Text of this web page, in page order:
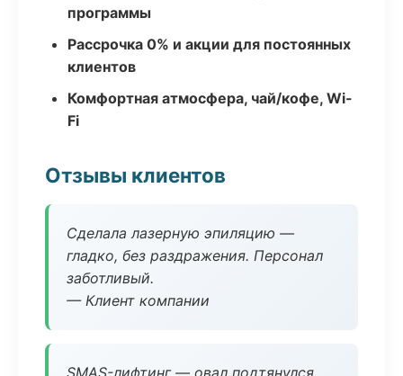
программы
Рассрочка 0% и акции для постоянных
клиентов
Комфортная атмосфера, чай/кофе, Wi-
Fi
Отзывы клиентов
Сделала лазерную эпиляцию —
гладко, без раздражения. Персонал
заботливый.
— Клиент компании
SMAS-лифтинг — овал подтянулся,